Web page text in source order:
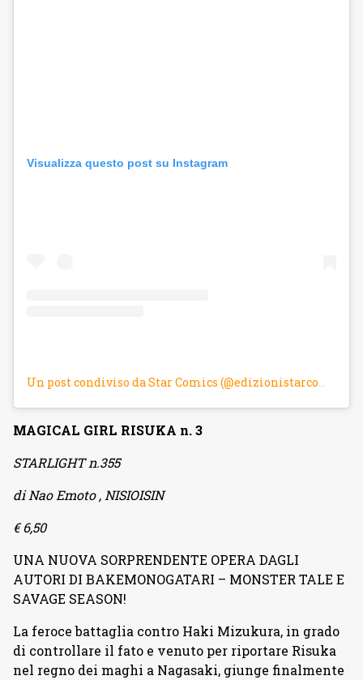
Visualizza questo post su Instagram
Un post condiviso da Star Comics (@edizionistarcomics)
MAGICAL GIRL RISUKA n. 3
STARLIGHT n.355
di Nao Emoto , NISIOISIN
€ 6,50
UNA NUOVA SORPRENDENTE OPERA DAGLI
AUTORI DI BAKEMONOGATARI – MONSTER TALE E
SAVAGE SEASON!
La feroce battaglia contro Haki Mizukura, in grado
di controllare il fato e venuto per riportare Risuka
nel regno dei maghi a Nagasaki, giunge finalmente